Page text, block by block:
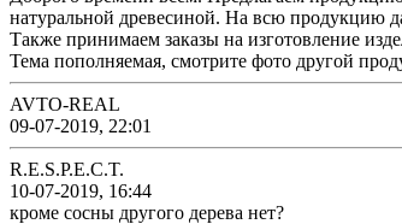
натуральной древесиной. На всю продукцию
Также принимаем заказы на изготовление
Тема пополняемая, смотрите фото другой
AVTO-REAL
09-07-2019, 22:01
R.E.S.P.E.C.T.
10-07-2019, 16:44
кроме сосны другого дерева нет?